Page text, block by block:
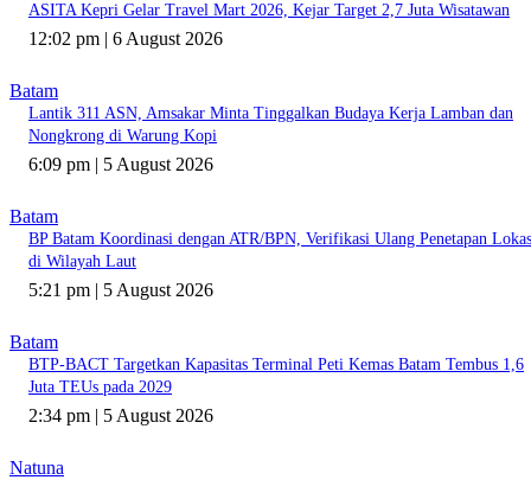
ASITA Kepri Gelar Travel Mart 2026, Kejar Target 2,7 Juta Wisatawan
12:02 pm | 6 August 2026
Batam
Lantik 311 ASN, Amsakar Minta Tinggalkan Budaya Kerja Lamban dan
Nongkrong di Warung Kopi
6:09 pm | 5 August 2026
Batam
BP Batam Koordinasi dengan ATR/BPN, Verifikasi Ulang Penetapan
di Wilayah Laut
5:21 pm | 5 August 2026
Batam
BTP-BACT Targetkan Kapasitas Terminal Peti Kemas Batam Tembus 1,6
Juta TEUs pada 2029
2:34 pm | 5 August 2026
Natuna